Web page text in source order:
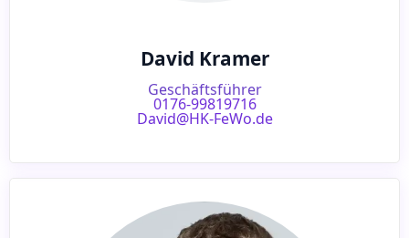
David Kramer
Geschäftsführer
0176-99819716
David@HK-FeWo.de